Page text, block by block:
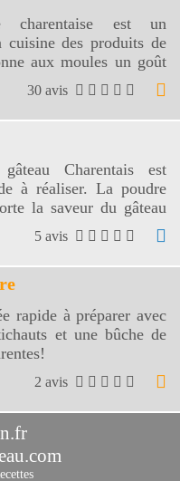
charentaise est un
cuisine des produits de
aux moules un goût
30 avis
Charentais est
à réaliser. La poudre
la saveur du gâteau
le goûter des enfants ou
5 avis
rapide à préparer avec
et une bûche de
2 avis